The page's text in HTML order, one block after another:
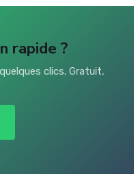
rapide ?
clics. Gratuit,